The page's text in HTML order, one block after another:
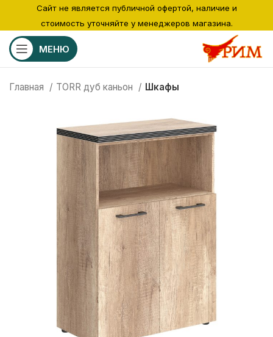
МЕНЮ
Главная TORR дуб каньон Шкафы
Сайт не является публичной офертой, наличие и
стоимость уточняйте у менеджеров магазина.